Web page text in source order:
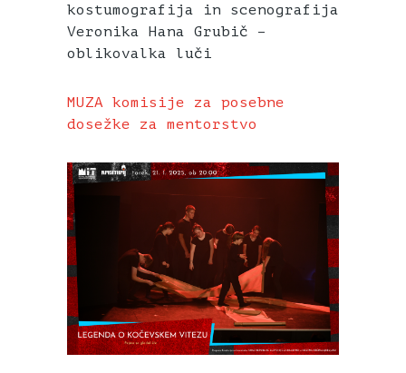
kostumografija in scenografija
Veronika Hana Grubič –
oblikovalka luči
MUZA komisije za posebne
dosežke za mentorstvo